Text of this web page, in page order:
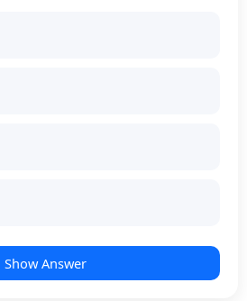
Show Answer